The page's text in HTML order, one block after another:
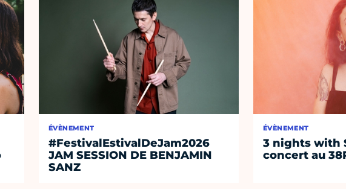
ÉVÈNEMENT
#FestivalEstivalDeJam2026
JAM SESSION DE BENJAMIN
SANZ
ÉVÈNEMENT
3 nights with
concert au